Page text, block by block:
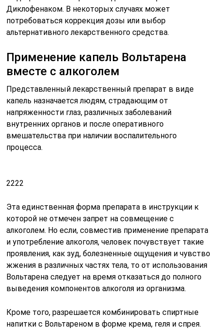
Диклофенаком. В некоторых случаях может
потребоваться коррекция дозы или выбор
альтернативного лекарственного средства.
Применение капель Вольтарена
вместе с алкоголем
Представленный лекарственный препарат в виде
капель назначается людям, страдающим от
напряженности глаз, различных заболеваний
внутренних органов и после оперативного
вмешательства при наличии воспалительного
процесса.
2222
Эта единственная форма препарата в инструкции к
которой не отмечен запрет на совмещение с
алкоголем. Но если, совместив применение препарата
и употребление алкоголя, человек почувствует такие
проявления, как зуд, болезненные ощущения и чувство
жжения в различных частях тела, то от использования
Вольтарена следует на время отказаться до полного
выведения компонентов алкоголя из организма.
Кроме того, разрешается комбинировать спиртные
напитки с Вольтареном в форме крема, геля и спрея.